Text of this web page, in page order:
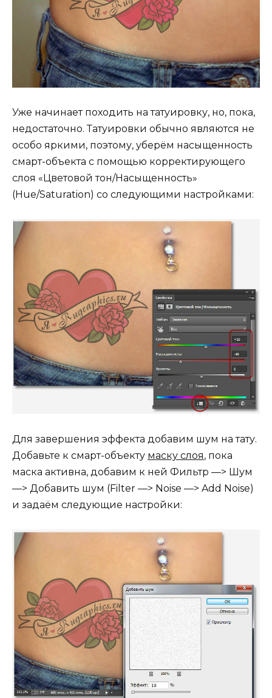
Уже начинает походить на татуировку, но, пока,
недостаточно. Татуировки обычно являются не
особо яркими, поэтому, уберём насыщенность
смарт-объекта с помощью корректирующего
слоя «Цветовой тон/Насыщенность»
(Hue/Saturation) со следующими настройками:
Для завершения эффекта добавим шум на тату.
Добавьте к смарт-объекту маску слоя, пока
маска активна, добавим к ней Фильтр —> Шум
—> Добавить шум (Filter —> Noise —> Add Noise)
и задаём следующие настройки: